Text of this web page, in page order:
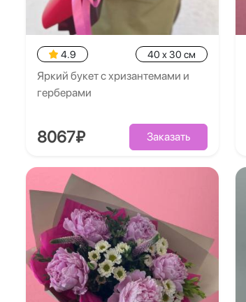
4.9 40 x 30 см
Яркий букет с хризантемами и
герберами
8067₽ Заказать